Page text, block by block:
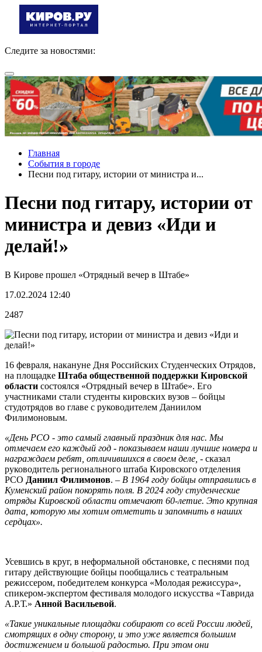
Следите за новостями:
Главная
События в городе
Песни под гитару, истории от министра и...
Песни под гитару, истории от
министра и девиз «Иди и
делай!»
В Кирове прошел «Отрядный вечер в Штабе»
17.02.2024 12:40
2487
16 февраля, накануне Дня Российских Студенческих Отрядов,
на площадке Штаба общественной поддержки Кировской
области состоялся «Отрядный вечер в Штабе». Его
участниками стали студенты кировских вузов – бойцы
студотрядов во главе с руководителем Даниилом
Филимоновым.
«День РСО - это самый главный праздник для нас. Мы
отмечаем его каждый год - показываем наши лучшие номера и
награждаем ребят, отличившихся в своем деле, - сказал
руководитель регионального штаба Кировского отделения
РСО Даниил Филимонов. – В 1964 году бойцы отправились в
Куменский район покорять поля. В 2024 году студенческие
отряды Кировской области отмечают 60-летие. Это крупная
дата, которую мы хотим отметить и запомнить в наших
сердцах».
Усевшись в круг, в неформальной обстановке, с песнями под
гитару действующие бойцы пообщались с театральным
режиссером, победителем конкурса «Молодая режиссура»,
спикером-экспертом фестиваля молодого искусства «Таврида
А.Р.Т.» Анной Васильевой.
«Такие уникальные площадки собирают со всей России людей,
смотрящих в одну сторону, и это уже является большим
достижением и большой радостью. При этом они